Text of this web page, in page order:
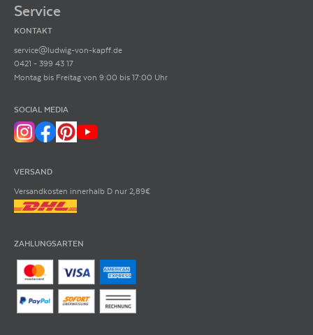
Service
KONTAKT
service@ludwig-von-kapff.de
0421 - 399 43 17
Montag bis Freitag von 9:00 bis 17:00 Uhr
SOCIAL MEDIA
VERSAND
Versandkosten innerhalb D nur 2,89€
ZAHLUNGSARTEN